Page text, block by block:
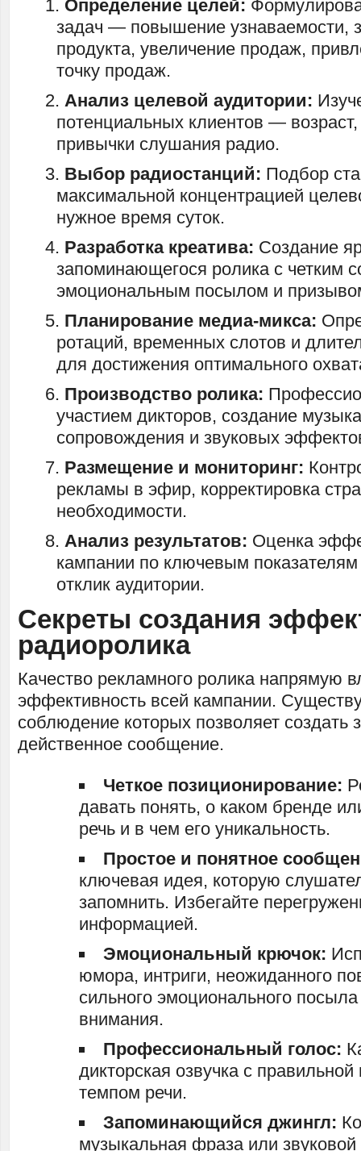
Определение целей:
задач — повышение узнаваемости,
продукта, увеличение продаж,
точку продаж.
Анализ целевой аудитории:
потенциальных клиентов —
привычки слушания радио.
Выбор радиостанций: Подбор
максимальной концентрацией
нужное время суток.
Разработка креатива: Создание
запоминающегося ролика с четким
эмоциональным посылом и
Планирование медиа-микса:
ротаций, временных слотов и
для достижения оптимального
Производство ролика:
участием дикторов, создание
сопровождения и звуковых
Размещение и мониторинг:
рекламы в эфир, корректировка
необходимости.
Анализ результатов: Оценка
кампании по ключевым
отклик аудитории.
Секреты создания
радиоролика
Качество рекламного ролика напрямую
эффективность всей кампании.
соблюдение которых позволяет
действенное сообщение.
Четкое позиционирование:
давать понять, о каком бренде
речь и в чем его уникальность.
Простое и понятное
ключевая идея, которую
запомнить. Избегайте
информацией.
Эмоциональный крючок:
юмора, интриги, неожиданного
сильного эмоционального
внимания.
Профессиональный голос:
дикторская озвучка с
темпом речи.
Запоминающийся джингл:
музыкальная фраза или звуковой